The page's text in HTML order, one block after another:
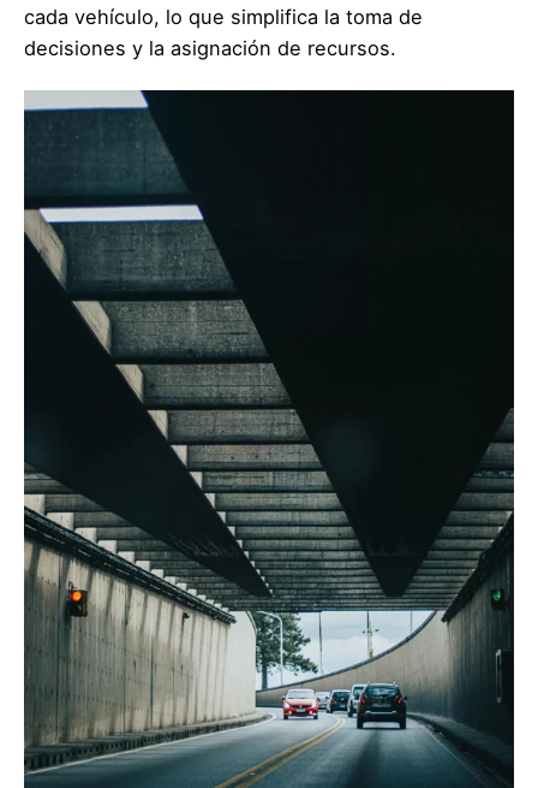
cada vehículo, lo que simplifica la toma de
decisiones y la asignación de recursos.